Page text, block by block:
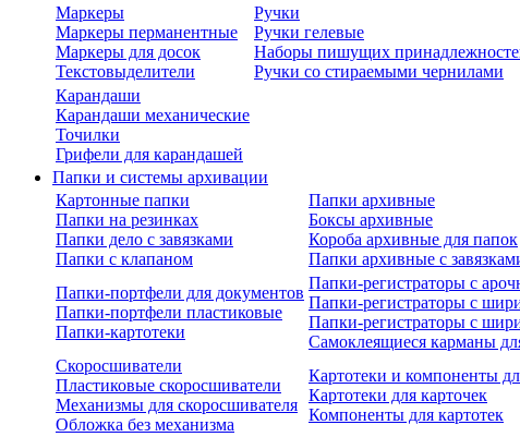
Маркеры
Маркеры перманентные
Маркеры для досок
Текстовыделители
Ручки
Ручки гелевые
Наборы пишущих
Ручки со стираемыми чернилами
Карандаши
Карандаши механические
Точилки
Грифели для карандашей
Папки и системы архивации
Картонные папки
Папки на резинках
Папки дело с завязками
Папки с клапаном
Папки архивные
Боксы архивные
Короба архивные для папок
Папки архивные с
Папки-портфели для документов
Папки-портфели пластиковые
Папки-картотеки
Папки-регистраторы с
Папки-регистраторы с
Папки-регистраторы с
Самоклеящиеся карманы
Скоросшиватели
Пластиковые скоросшиватели
Механизмы для скоросшивателя
Обложка без механизма
Картотеки и компоненты
Картотеки для карточек
Компоненты для картотек